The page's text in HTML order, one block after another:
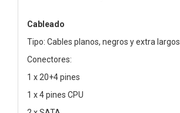
Cableado
Tipo: Cables planos, negros y extra largos
Conectores:
1 x 20+4 pines
1 x 4 pines CPU